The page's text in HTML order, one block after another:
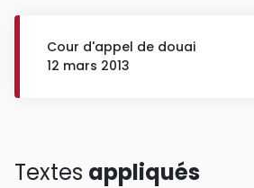
Cour d'appel de douai
12 mars 2013
Textes appliqués